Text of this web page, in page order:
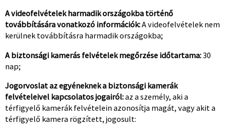
A videofelvételek harmadik országokba történő
továbbítására vonatkozó információk:A videofelvételek nem
kerülnek továbbításra harmadik országokba;
A biztonsági kamerás felvételek megőrzése időtartama:30
nap;
Jogorvoslat az egyéneknek a biztonsági kamerák
felvételeivel kapcsolatos jogairól:az a személy, aki a
térfigyelő kamerák felvételein azonosítja magát, vagy akit a
térfigyelő kamera rögzített, jogosult: